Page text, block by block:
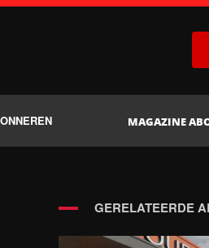
MAGAZINE
GERELATEERDE